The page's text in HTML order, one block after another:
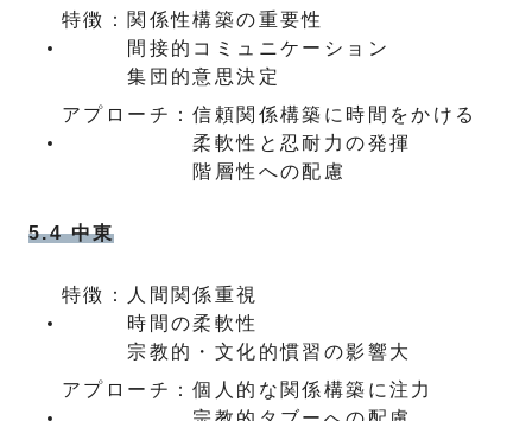
特徴： 関係性構築の重要性
間接的コミュニケーション
集団的意思決定
アプローチ：信頼関係構築に時間をかける
柔軟性と忍耐力の発揮
階層性への配慮
5.4 中東
特徴：
人間関係重視
時間の柔軟性
宗教的・文化的慣習の影響大
アプローチ：個人的な関係構築に注力